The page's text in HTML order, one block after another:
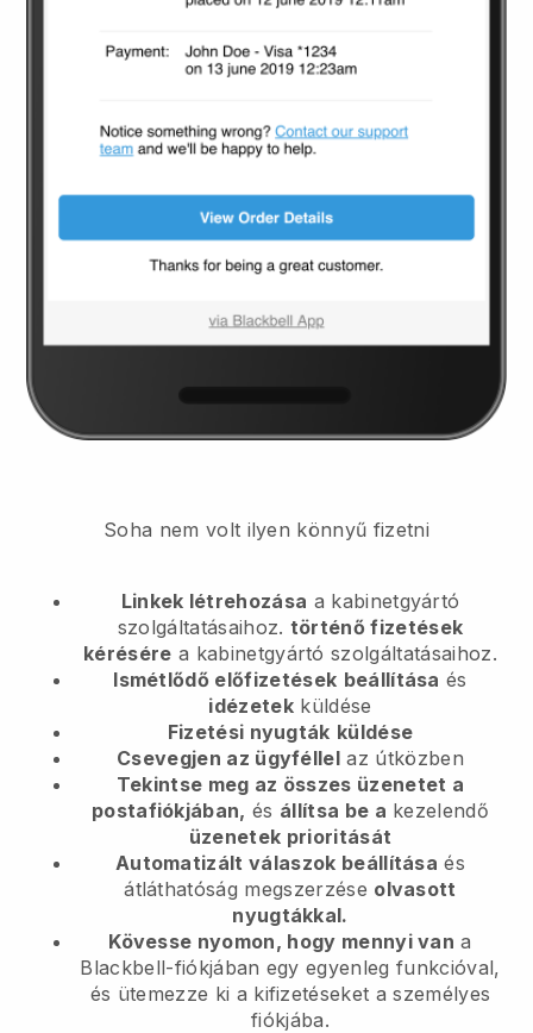
Soha nem volt ilyen könnyű fizetni
Linkek létrehozása a kabinetgyártó
szolgáltatásaihoz. történő fizetések
kérésére a kabinetgyártó szolgáltatásaihoz.
Ismétlődő előfizetések beállítása és
idézetek küldése
Fizetési nyugták küldése
Csevegjen az ügyféllel az útközben
Tekintse meg az összes üzenetet a
postafiókjában, és állítsa be a kezelendő
üzenetek prioritását
Automatizált válaszok beállítása és
átláthatóság megszerzése olvasott
nyugtákkal.
Kövesse nyomon, hogy mennyi van a
Blackbell-fiókjában egy egyenleg funkcióval,
és ütemezze ki a kifizetéseket a személyes
fiókjába.